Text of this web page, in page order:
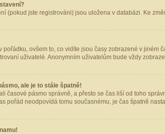
(pokud jste registrováni) jsou uložena v databázi. Ke
pořádku, ovšem to, co vidíte jsou časy zobrazené v jiném
uživatelé. Anonymním uživatelům bude vždy
ale je to stále špatně!
časové pásmo správně, a přesto se čas liší od toho
pořád neodpovídá tomu současnému, je čas špatně